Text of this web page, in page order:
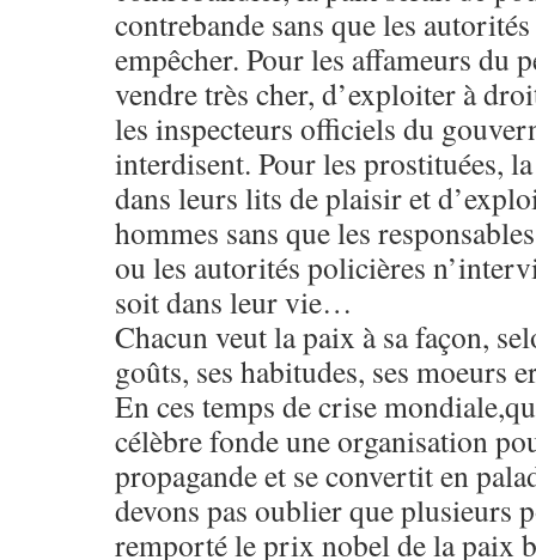
contrebande sans que les
empêcher. Pour les affameurs du
vendre très cher, d’exploiter à
les inspecteurs officiels du
interdisent. Pour les prostituées,
dans leurs lits de plaisir et
hommes sans que les
ou les autorités policières
soit dans leur vie…
Chacun veut la paix à sa façon,
goûts, ses habitudes, ses moeurs
En ces temps de crise
célèbre fonde une organisation
propagande et se convertit en
devons pas oublier que plusieurs
remporté le prix nobel de la paix